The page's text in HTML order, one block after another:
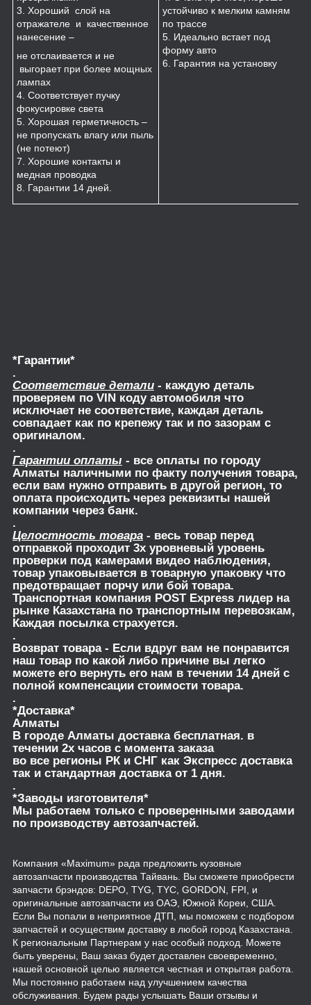
3. Хороший слой на
отражателе и качественное
нанесение –
не отслаивается и не
выгорает при более мощных
лампах
4. Соответствует пучку
фокусировке света
5. Хорошая герметичность –
не пропускать влагу или пыль
(не потеют)
7. Хорошие контакты и
медная проводка
8. Гарантии 14 дней.
устойчиво к мелким камням
по трассе
5. Идеально встает под
форму авто
6. Гарантия на установку
*Гарантии*
.
Соответствие детали - каждую деталь
проверяем по VIN коду автомобиля что
исключает не соответствие, каждая деталь
совпадает как по крепежу так и по зазорам с
оригиналом.
.
Гарантии оплаты - все оплаты по городу
Алматы наличными по факту получения товара,
если вам нужно отправить в другой регион, то
оплата происходить через реквизиты нашей
компании через банк.
.
Целостность товара - весь товар перед
отправкой проходит 3х уровневый уровень
проверки под камерами видео наблюдения,
товар упаковывается в товарную упаковку что
предотвращает порчу или бой товара.
Транспортная компания POST Express лидер на
рынке Казахстана по транспортным перевозкам,
Каждая посылка страхуется.
.
Возврат товара- Если вдруг вам не понравится
наш товар по какой либо причине вы легко
можете его вернуть его нам в течении 14 дней с
полной компенсации стоимости товара.
.
*Доставка*
Алматы
В городе Алматы доставка бесплатная. в
течении 2х часов с момента заказа
во все регионы РК и СНГ как Экспресс доставка
так и стандартная доставка от 1 дня.
.
*Заводы изготовителя*
Мы работаем только с проверенными заводами
по производству автозапчастей.
Компания «Maximum» рада предложить кузовные
автозапчасти производства Тайвань. Вы сможете приобрести
запчасти брэндов: DEPO, TYG, TYC, GORDON, FPI, и
оригинальные автозапчасти из ОАЭ, Южной Кореи, США.
Если Вы попали в неприятное ДТП, мы поможем с подбором
запчастей и осуществим доставку в любой город Казахстана.
К региональным Партнерам у нас особый подход. Можете
быть уверены, Ваш заказ будет доставлен своевременно,
нашей основной целью является честная и открытая работа.
Мы постоянно работаем над улучшением качества
обслуживания. Будем рады услышать Ваши отзывы и